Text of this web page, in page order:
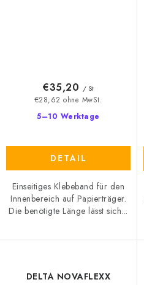
5–10 Werktage
€28,62 ohne MwSt.
€35,20 / St
DETAIL
Einseitiges Klebeband für den
Innenbereich auf Papierträger.
Die benötigte Länge lässt sich...
DELTA NOVAFLEXX